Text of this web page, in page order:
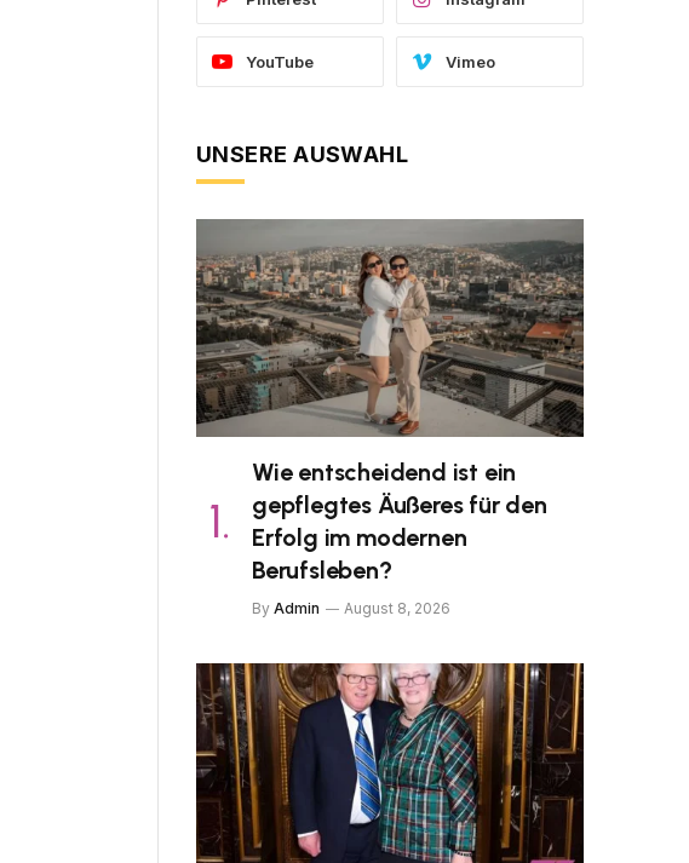
YouTube Vimeo
UNSERE AUSWAHL
Wie entscheidend ist ein
gepflegtes Äußeres für den
Erfolg im modernen
Berufsleben?
By Admin August 8, 2026